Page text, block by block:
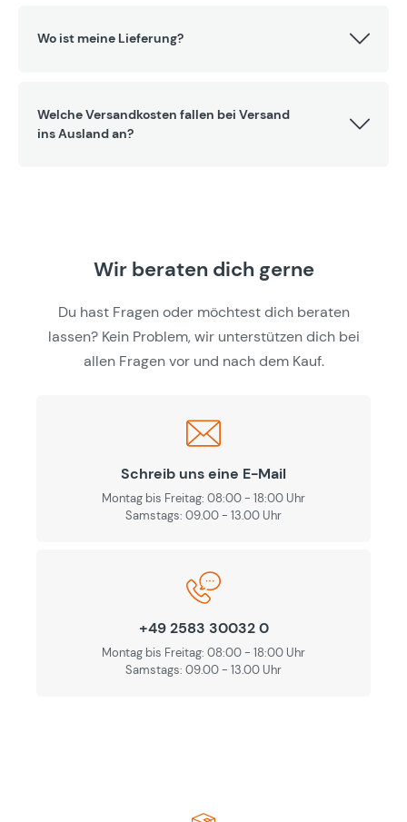
Wo ist meine Lieferung?
Welche Versandkosten fallen bei Versand
ins Ausland an?
Wir beraten dich gerne
Du hast Fragen oder möchtest dich beraten
lassen? Kein Problem, wir unterstützen dich bei
allen Fragen vor und nach dem Kauf.
Schreib uns eine E-Mail
Montag bis Freitag: 08:00 - 18:00 Uhr
Samstags: 09.00 - 13.00 Uhr
+49 2583 30032 0
Montag bis Freitag: 08:00 - 18:00 Uhr
Samstags: 09.00 - 13.00 Uhr